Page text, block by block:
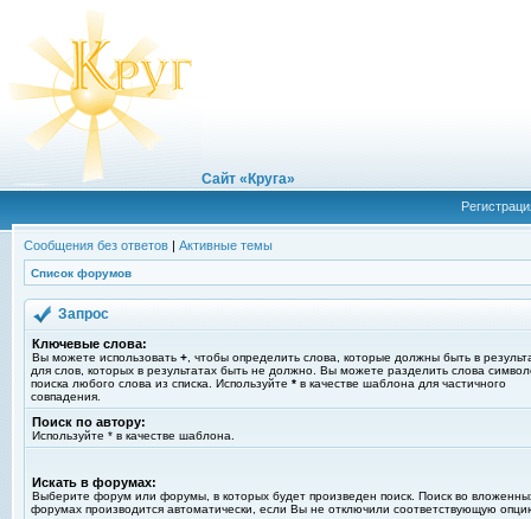
Сайт «Круга»
Сообщения без ответов | Активные темы
Список форумов
Запрос
Ключевые слова:
Вы можете использовать + , чтобы определить слова, которые должны быть в
для слов, которых в результатах быть не должно. Вы можете разделить слова
поиска любого слова из списка. Используйте * в качестве шаблона для частичного
совпадения.
Поиск по автору:
Используйте * в качестве шаблона.
Искать в форумах:
Выберите форум или форумы, в которых будет произведен поиск. Поиск во
форумах производится автоматически, если Вы не отключили соответствующую